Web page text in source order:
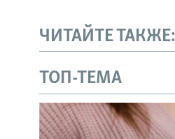
ЧИТАЙТЕ ТАКЖЕ:
ТОП-ТЕМА